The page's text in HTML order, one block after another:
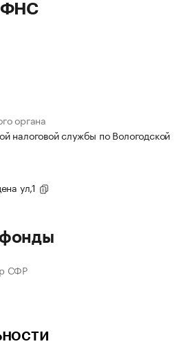
ФНС
органа
налоговой службы по Вологодской
ул,1
СФР